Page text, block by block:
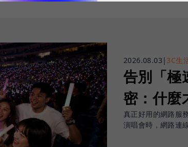
2026.08.03 | 3C生
告別「
密：什麼
真正好用的網路服
演唱會時，網路連